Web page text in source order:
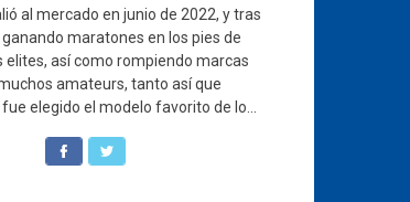
al mercado en junio de 2022, y tras
maratones en los pies de
elites, así como rompiendo marcas
amateurs, tanto así que
elegido el modelo favorito de lo...